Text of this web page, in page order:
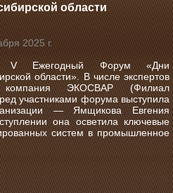
области
2025 г.
V Ежегодный Форум «Дни
области».В числе экспертов
компания ЭКОСВАР (Филиал
участниками форума выступила
— Ямщикова Евгения
она осветила ключевые
систем в промышленное